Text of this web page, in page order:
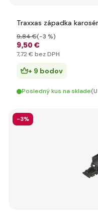
Traxxas západka
9,50 €
9,84 €(-3 %)
7,72 € bez DPH
+ 9 bodov
Posledný kus na sklade
-3%